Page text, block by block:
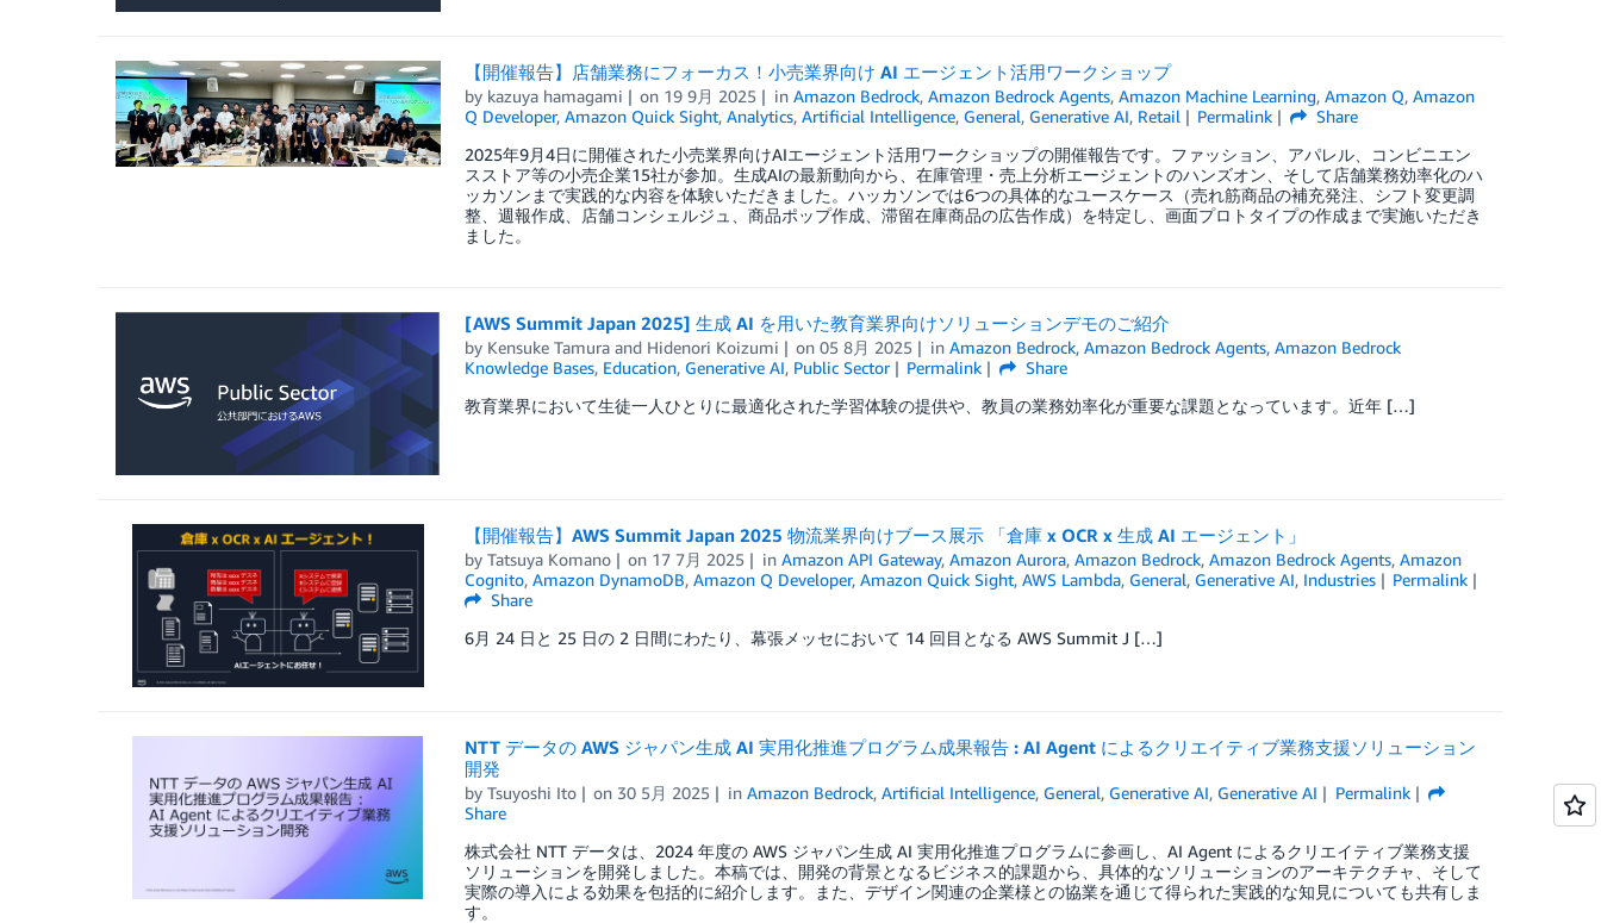
【開催報告】店舗業務にフォーカス！小売業界向け AI エージェント活⽤ワークショップ
by kazuya hamagami on 19 9月 2025 inAmazon Bedrock,Amazon Bedrock Agents,Amazon Machine Learning,Amazon Q,Amazon
Q Developer, Amazon Quick Sight, Analytics, Artificial Intelligence, General, Generative AI, Retail Permalink
Share
2025年9月4日に開催された小売業界向けAIエージェント活用ワークショップの開催報告です。ファッション、アパレル、コンビニエン
スストア等の小売企業15社が参加。生成AIの最新動向から、在庫管理・売上分析エージェントのハンズオン、そして店舗業務効率化のハ
ッカソンまで実践的な内容を体験いただきました。ハッカソンでは6つの具体的なユースケース（売れ筋商品の補充発注、シフト変更調
整、週報作成、店舗コンシェルジュ、商品ポップ作成、滞留在庫商品の広告作成）を特定し、画面プロトタイプの作成まで実施いただき
ました。
[AWS Summit Japan 2025] 生成 AI を用いた教育業界向けソリューションデモのご紹介
by Kensuke Tamuraand Hidenori Koizumi on05 8月 2025 inAmazon Bedrock,Amazon Bedrock Agents,Amazon Bedrock
Knowledge Bases, Education, Generative AI, Public Sector Permalink
Share
教育業界において生徒一人ひとりに最適化された学習体験の提供や、教員の業務効率化が重要な課題となっています。近年 […]
【開催報告】AWS Summit Japan 2025 物流業界向けブース展示 「倉庫 x OCR x 生成 AI エージェント」
by Tatsuya Komano on 17 7月 2025 inAmazon API Gateway,Amazon Aurora,Amazon Bedrock,Amazon Bedrock Agents,Amazon
Cognito, Amazon DynamoDB, Amazon Q Developer, Amazon Quick Sight, AWS Lambda, General, Generative AI, Industries
Permalink
Share
6月 24 日と 25 日の 2 日間にわたり、幕張メッセにおいて 14 回目となる AWS Summit J […]
NTT データの AWS ジャパン生成 AI 実用化推進プログラム成果報告 : AI Agent によるクリエイティブ業務支援ソリューション
開発
by Tsuyoshi Ito on 30 5月 2025 inAmazon Bedrock,Artificial Intelligence, General, Generative AI, Generative AI
Permalink
Share
株式会社 NTT データは、2024 年度の AWS ジャパン生成 AI 実用化推進プログラムに参画し、AI Agent によるクリエイティブ業務支援
ソリューションを開発しました。本稿では、開発の背景となるビジネス的課題から、具体的なソリューションのアーキテクチャ、そして
実際の導入による効果を包括的に紹介します。また、デザイン関連の企業様との協業を通じて得られた実践的な知見についても共有しま
す。